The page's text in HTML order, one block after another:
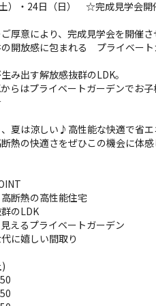
）・24日（日） ☆完成見学会
厚意により、完成見学会を開催
開放感に包まれる プライベート
み出す解放感抜群のLDK。
らはプライベートガーデンでお
夏は涼しい♪高性能な快適で省
熱の快適さをぜひこの機会に体感
断熱の高性能住宅
のLDK
えるプライベートガーデン
に嬉しい間取り